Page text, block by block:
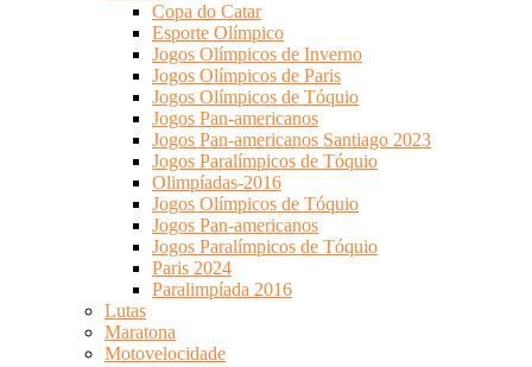
Copa do Catar
Esporte Olímpico
Jogos Olímpicos de Inverno
Jogos Olímpicos de Paris
Jogos Olímpicos de Tóquio
Jogos Pan-americanos
Jogos Pan-americanos Santiago 2023
Jogos Paralímpicos de Tóquio
Olimpíadas-2016
Jogos Olímpicos de Tóquio
Jogos Pan-americanos
Jogos Paralímpicos de Tóquio
Paris 2024
Paralimpíada 2016
Lutas
Maratona
Motovelocidade